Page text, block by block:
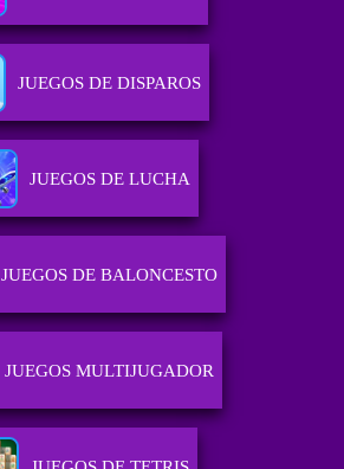
JUEGOS DE DISPAROS
JUEGOS DE LUCHA
JUEGOS DE BALONCESTO
JUEGOS MULTIJUGADOR